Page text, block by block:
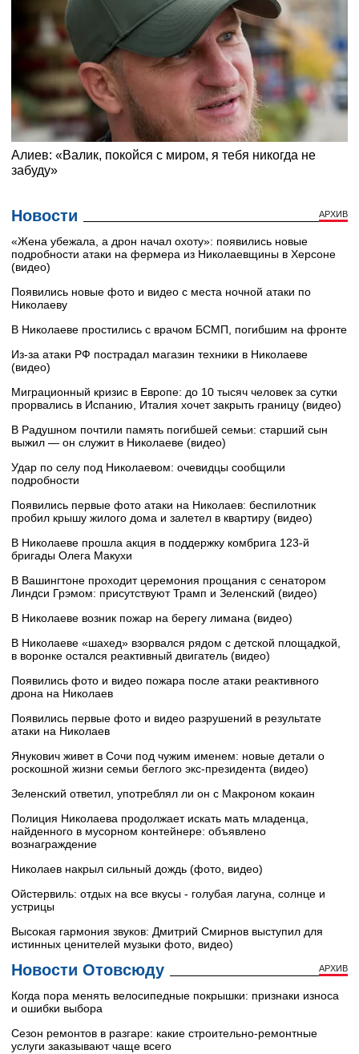
Новости АРХИВ
«Жена убежала, а дрон начал охоту»: появились новые
подробности атаки на фермера из Николаевщины в Херсоне
(видео)
Появились новые фото и видео с места ночной атаки по
Николаеву
В Николаеве простились с врачом БСМП, погибшим на фронте
Из-за атаки РФ пострадал магазин техники в Николаеве
(видео)
Миграционный кризис в Европе: до 10 тысяч человек за сутки
прорвались в Испанию, Италия хочет закрыть границу (видео)
В Радушном почтили память погибшей семьи: старший сын
выжил — он служит в Николаеве (видео)
Удар по селу под Николаевом: очевидцы сообщили
подробности
Появились первые фото атаки на Николаев: беспилотник
пробил крышу жилого дома и залетел в квартиру (видео)
В Николаеве прошла акция в поддержку комбрига 123-й
бригады Олега Макухи
В Вашингтоне проходит церемония прощания с сенатором
Линдси Грэмом: присутствуют Трамп и Зеленский (видео)
В Николаеве возник пожар на берегу лимана (видео)
В Николаеве «шахед» взорвался рядом с детской площадкой,
в воронке остался реактивный двигатель (видео)
Появились фото и видео пожара после атаки реактивного
дрона на Николаев
Появились первые фото и видео разрушений в результате
атаки на Николаев
Янукович живет в Сочи под чужим именем: новые детали о
роскошной жизни семьи беглого экс-президента (видео)
Зеленский ответил, употреблял ли он с Макроном кокаин
Полиция Николаева продолжает искать мать младенца,
найденного в мусорном контейнере: объявлено
вознаграждение
Николаев накрыл сильный дождь (фото, видео)
Ойстервиль: отдых на все вкусы - голубая лагуна, солнце и
устрицы
Высокая гармония звуков: Дмитрий Смирнов выступил для
истинных ценителей музыки фото, видео)
Новости Отовсюду АРХИВ
Когда пора менять велосипедные покрышки: признаки износа
и ошибки выбора
Сезон ремонтов в разгаре: какие строительно-ремонтные
услуги заказывают чаще всего